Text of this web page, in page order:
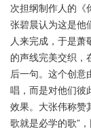
次担纲制作人的《
张碧晨认为这是他
人来完成，于是萧
的声线完美交织，
后一句。这个创意
唱，而是对他们彼
效果。大张伟称赞
歌就是必学的歌”